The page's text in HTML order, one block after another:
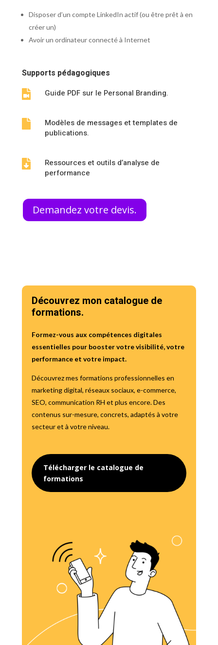
Disposer d’un compte LinkedIn actif (ou être prêt à en
créer un)
Avoir un ordinateur connecté à Internet
Supports pédagogiques

Guide PDF sur le Personal Branding.

Modèles de messages et templates de
publications.

Ressources et outils d’analyse de
performance
Demandez votre devis.
Découvrez mon catalogue de
formations.
Formez-vous aux compétences digitales
essentielles pour booster votre visibilité, votre
performance et votre impact.
Découvrez mes formations professionnelles en
marketing digital, réseaux sociaux, e-commerce,
SEO, communication RH et plus encore. Des
contenus sur-mesure, concrets, adaptés à votre
secteur et à votre niveau.
Télécharger le catalogue de
formations